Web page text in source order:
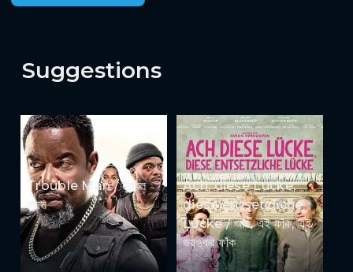
Suggestions
Trouble Man / ট্রাবল
ম্যান
Ach, diese Lücke,
diese entsetzliche
Lücke / আহ, এই ফাঁক, এই
ভয়ঙ্কর ফাঁক